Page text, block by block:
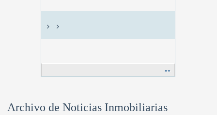
»»
Archivo de Noticias Inmobiliarias